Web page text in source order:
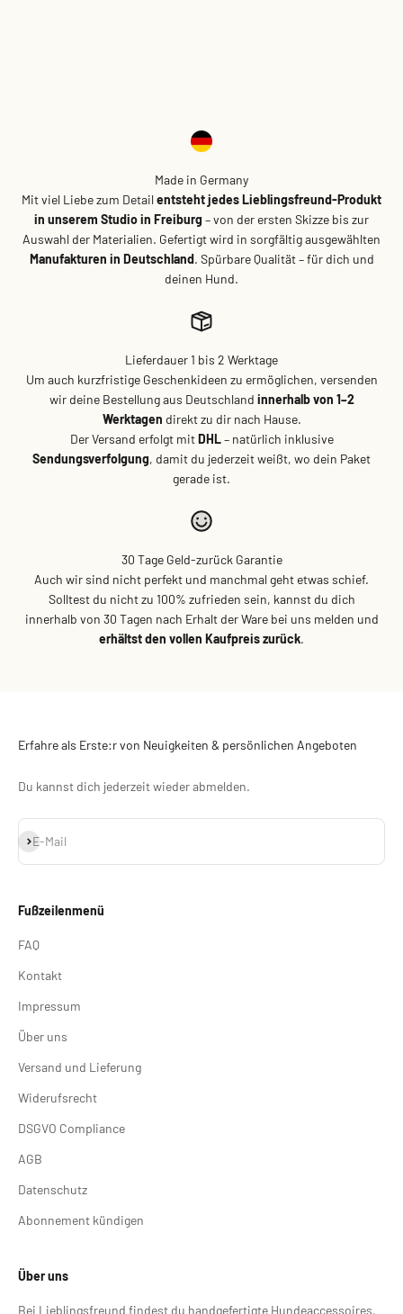
Made in Germany
Mit viel Liebe zum Detailentsteht jedes Lieblingsfreund-Produkt
in unserem Studio in Freiburg – von der ersten Skizze bis zur
Auswahl der Materialien. Gefertigt wird in sorgfältig ausgewählten
Manufakturen in Deutschland. Spürbare Qualität – für dich und
deinen Hund.
Lieferdauer 1 bis 2 Werktage
Um auch kurzfristige Geschenkideen zu ermöglichen, versenden
wir deine Bestellung aus Deutschland innerhalb von 1–2
Werktagen direkt zu dir nach Hause.
Der Versand erfolgt mitDHL– natürlich inklusive
Sendungsverfolgung, damit du jederzeit weißt, wo dein Paket
gerade ist.
30 Tage Geld-zurück Garantie
Auch wir sind nicht perfekt und manchmal geht etwas schief.
Solltest du nicht zu 100% zufrieden sein, kannst du dich
innerhalb von 30 Tagen nach Erhalt der Ware bei uns melden und
erhältst den vollen Kaufpreis zurück.
Erfahre als Erste:r von Neuigkeiten & persönlichen Angeboten
Du kannst dich jederzeit wieder abmelden.
E-Mail
Abonnieren
Fußzeilenmenü
FAQ
Kontakt
Impressum
Über uns
Versand und Lieferung
Widerufsrecht
DSGVO Compliance
AGB
Datenschutz
Abonnement kündigen
Über uns
Bei Lieblingsfreund findest du handgefertigte Hundeaccessoires,